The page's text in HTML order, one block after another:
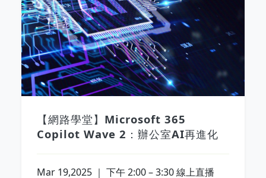
【網路學堂】Microsoft 365
Copilot Wave 2：辦公室AI再進化
Mar 19,2025 ｜ 下午 2:00 – 3:30 線上直播